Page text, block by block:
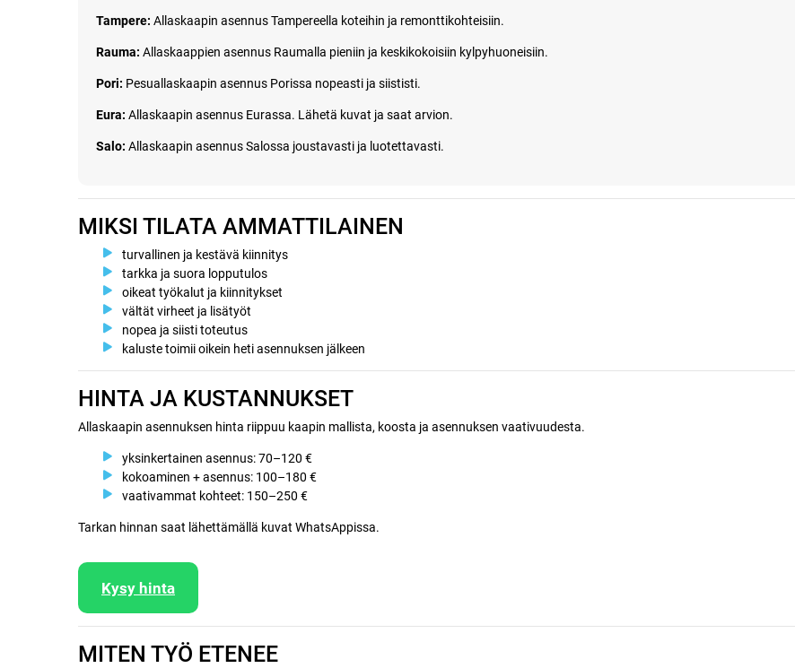
Tampere: Allaskaapin asennus Tampereella koteihin ja remonttikohteisiin.
Rauma: Allaskaappien asennus Raumalla pieniin ja keskikokoisiin kylpyhuoneisiin.
Pori: Pesuallaskaapin asennus Porissa nopeasti ja siististi.
Eura: Allaskaapin asennus Eurassa. Lähetä kuvat ja saat arvion.
Salo: Allaskaapin asennus Salossa joustavasti ja luotettavasti.
MIKSI TILATA AMMATTILAINEN
turvallinen ja kestävä kiinnitys
tarkka ja suora lopputulos
oikeat työkalut ja kiinnitykset
vältät virheet ja lisätyöt
nopea ja siisti toteutus
kaluste toimii oikein heti asennuksen jälkeen
HINTA JA KUSTANNUKSET
Allaskaapin asennuksen hinta riippuu kaapin mallista, koosta ja asennuksen vaativuudesta.
yksinkertainen asennus: 70–120 €
kokoaminen + asennus: 100–180 €
vaativammat kohteet: 150–250 €
Tarkan hinnan saat lähettämällä kuvat WhatsAppissa.
Kysy hinta
MITEN TYÖ ETENEE